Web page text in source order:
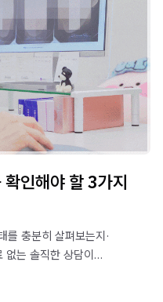
인해야 할 3가지
를 충분히 살펴보는지·
없는 솔직한 상담이